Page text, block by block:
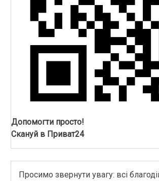
Допомогти просто!
Скануй в Приват24
Просимо звернути увагу: всі